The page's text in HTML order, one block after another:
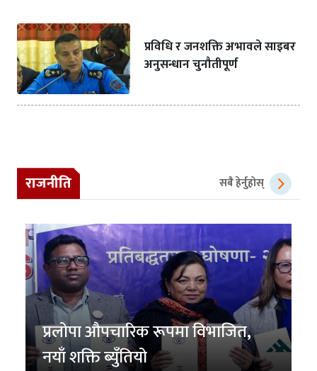
प्रविधि र जनशक्ति अभावले साइबर
अनुसन्धान चुनौतीपूर्ण
राजनीति सबै हेर्नुहोस्
प्रलोपा औपचारिक रूपमा विभाजित,
नयाँ शक्ति ब्युँतियो